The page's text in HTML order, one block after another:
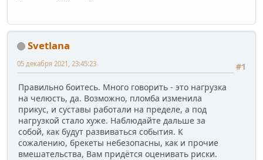
Svetlana
#1
05 декабря 2021, 23:45:23
Правильно боитесь. Много говорить - это нагрузка
на челюсть, да. Возможно, пломба изменила
прикус, и суставы работали на пределе, а под
нагрузкой стало хуже. Наблюдайте дальше за
собой, как будут развиваться события. К
сожалению, брекеты небезопасны, как и прочие
вмешательства, Вам придётся оценивать риски.